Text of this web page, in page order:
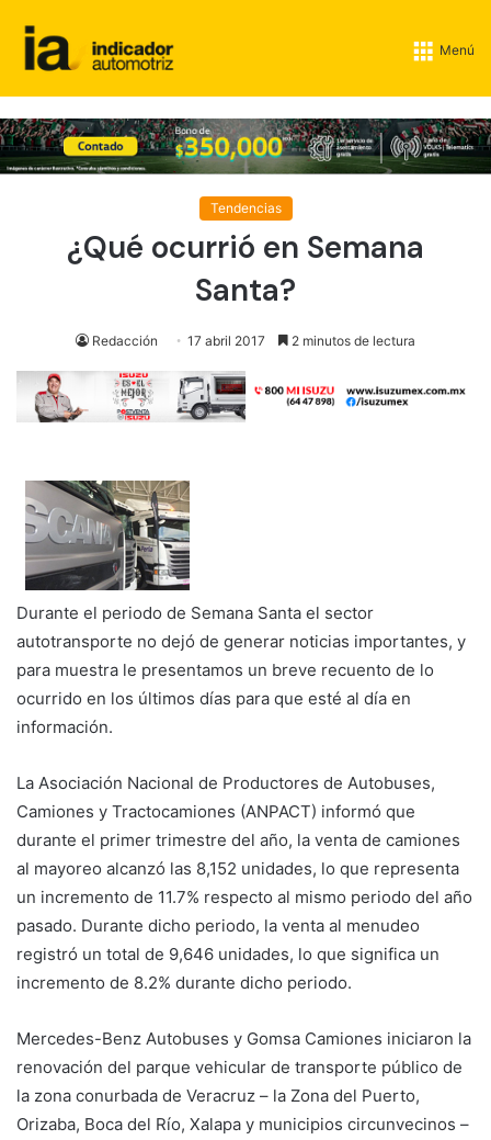
Menú
Tendencias
¿Qué ocurrió en Semana
Santa?
Redacción 17 abril 2017 2 minutos de lectura
Durante el periodo de Semana Santa el sector
autotransporte no dejó de generar noticias importantes, y
para muestra le presentamos un breve recuento de lo
ocurrido en los últimos días para que esté al día en
información.
La Asociación Nacional de Productores de Autobuses,
Camiones y Tractocamiones (ANPACT) informó que
durante el primer trimestre del año, la venta de camiones
al mayoreo alcanzó las 8,152 unidades, lo que representa
un incremento de 11.7% respecto al mismo periodo del año
pasado. Durante dicho periodo, la venta al menudeo
registró un total de 9,646 unidades, lo que significa un
incremento de 8.2% durante dicho periodo.
Mercedes-Benz Autobuses y Gomsa Camiones iniciaron la
renovación del parque vehicular de transporte público de
la zona conurbada de Veracruz – la Zona del Puerto,
Orizaba, Boca del Río, Xalapa y municipios circunvecinos –